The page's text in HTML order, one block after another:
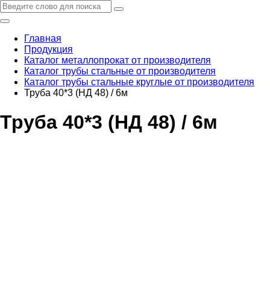
Главная
Продукция
Каталог металлопрокат от производителя
Каталог трубы стальные от производителя
Каталог трубы стальные круглые от производителя
Труба 40*3 (НД 48) / 6м
Труба 40*3 (НД 48) / 6м